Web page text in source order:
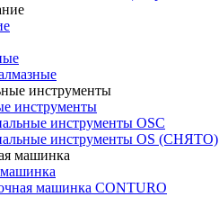
инструменты
инструменты OSC
инструменты OS (СНЯТО)
машинка CONTURO